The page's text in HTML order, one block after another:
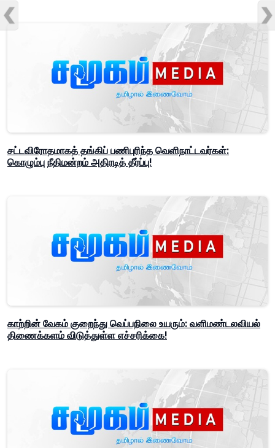
சட்டவிரோதமாகத் தங்கிப் பணிபுரிந்த வெளிநாட்டவர்கள்:
கொழும்பு நீதிமன்றம் அதிரடித் தீர்ப்பு!
காற்றின் வேகம் குறைந்து வெப்பநிலை உயரும்: வளிமண்டலவியல்
திணைக்களம் விடுத்துள்ள எச்சரிக்கை!